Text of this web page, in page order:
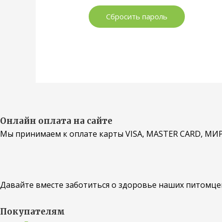
Сбросить пароль
Онлайн оплата на сайте
Мы принимаем к оплате карты VISA, MASTER CARD,
Давайте вместе заботиться о здоровье наших
Покупателям